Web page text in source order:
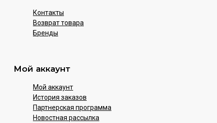
Контакты
Возврат товара
Бренды
Мой аккаунт
Мой аккаунт
История заказов
Партнерская программа
Новостная рассылка